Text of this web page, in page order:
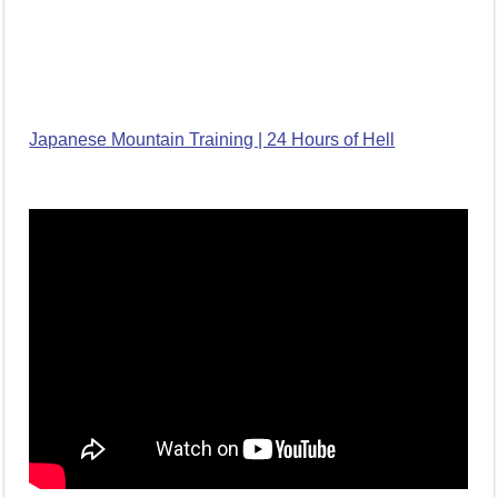
Japanese Mountain Training | 24 Hours of Hell